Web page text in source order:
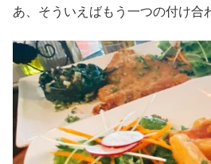
あ、そういえばもう一つの付け合